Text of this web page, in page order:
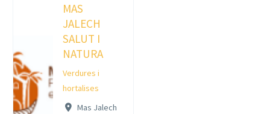
MAS
JALECH
SALUT I
NATURA
Verdures i
hortalises
Mas Jalech